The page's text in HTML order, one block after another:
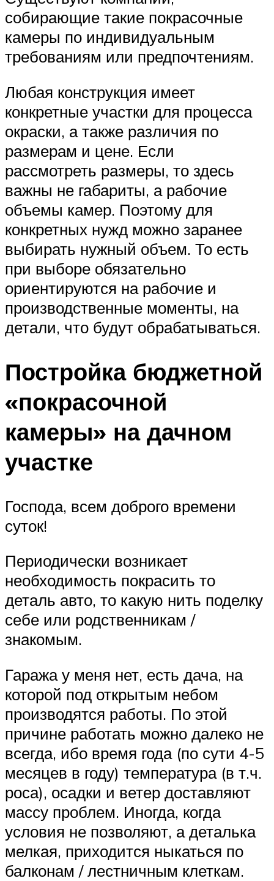
собирающие такие покрасочные
камеры по индивидуальным
требованиям или предпочтениям.
Любая конструкция имеет
конкретные участки для процесса
окраски, а также различия по
размерам и цене. Если
рассмотреть размеры, то здесь
важны не габариты, а рабочие
объемы камер. Поэтому для
конкретных нужд можно заранее
выбирать нужный объем. То есть
при выборе обязательно
ориентируются на рабочие и
производственные моменты, на
детали, что будут обрабатываться.
Постройка бюджетной
«покрасочной
камеры» на дачном
участке
Господа, всем доброго времени
суток!
Периодически возникает
необходимость покрасить то
деталь авто, то какую нить поделку
себе или родственникам /
знакомым.
Гаража у меня нет, есть дача, на
которой под открытым небом
производятся работы. По этой
причине работать можно далеко не
всегда, ибо время года (по сути 4-5
месяцев в году) температура (в т.ч.
роса), осадки и ветер доставляют
массу проблем. Иногда, когда
условия не позволяют, а деталька
мелкая, приходится ныкаться по
балконам / лестничным клеткам.